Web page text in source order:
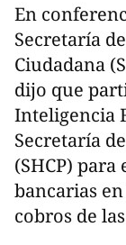
En
Secretaría
Ciudadana
dijo que
Inteligencia
Secretaría
(SHCP)
bancarias
cobros de